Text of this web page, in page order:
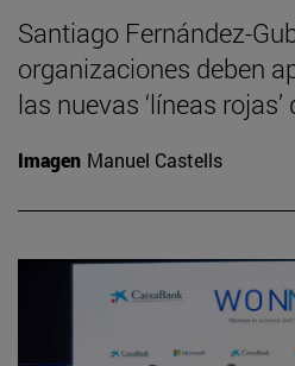
Santiago Fernández-
organizaciones deben
las nuevas ‘líneas
Imagen Manuel Castells